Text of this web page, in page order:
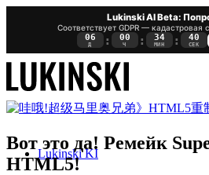
Lukinski AI Beta:
Соответствует GDPR — кадастровая
06
Д : 00
Ч : 34
МИН : 40
СЕК
Lukinski KI
Вот это да! Ремейк
HTML5!